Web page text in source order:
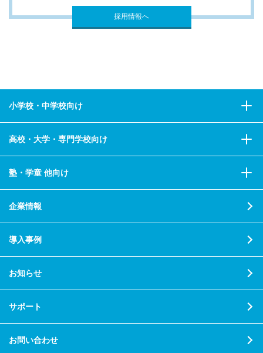
示の権利を有し、また、個人情報に関する苦情一般を申し立
てることができます。この権利行使の窓口は個人情報保護管
個人情報保護管理者：管理部 Pマーク担当
TEL：03-6861-6200
採用情報へ
小学校・中学校向け
高校・大学・専門学校向け
塾・学童 他向け
企業情報
導入事例
お知らせ
サポート
お問い合わせ